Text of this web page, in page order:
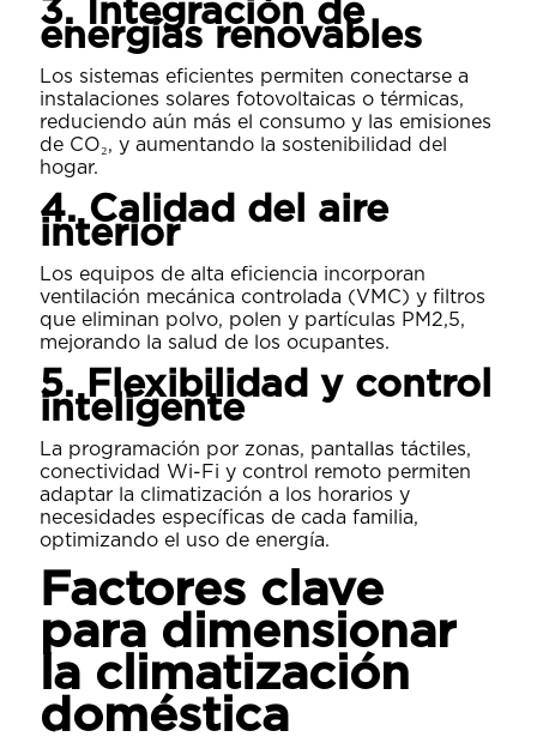
3. Integración de
energías renovables
Los sistemas eficientes permiten conectarse a
instalaciones solares fotovoltaicas o térmicas,
reduciendo aún más el consumo y las emisiones
de CO₂, y aumentando la sostenibilidad del
hogar.
4. Calidad del aire
interior
Los equipos de alta eficiencia incorporan
ventilación mecánica controlada (VMC) y filtros
que eliminan polvo, polen y partículas PM2,5,
mejorando la salud de los ocupantes.
5. Flexibilidad y control
inteligente
La programación por zonas, pantallas táctiles,
conectividad Wi-Fi y control remoto permiten
adaptar la climatización a los horarios y
necesidades específicas de cada familia,
optimizando el uso de energía.
Factores clave
para dimensionar
la climatización
doméstica